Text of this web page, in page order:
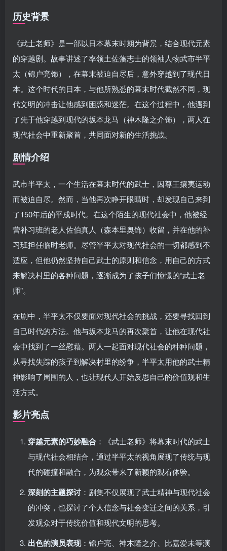
历史背景
《武士老师》是一部以日本幕末时期为背景，结合现代元素
的穿越剧。故事讲述了率领土佐藩志士的领袖人物武市半平
太（锦户亮饰），在幕末被迫自尽后，意外穿越到了现代日
本。这个时代的日本，与他所熟悉的幕末时代截然不同，现
代文明的冲击让他感到困惑和迷茫。在这个过程中，他遇到
了先于他穿越到现代的坂本龙马（神木隆之介饰），两人在
现代社会中重新聚首，共同面对新的生活挑战。
剧情介绍
武市半平太，一个生活在幕末时代的武士，因尊王攘夷运动
而被迫自尽。然而，当他再次睁开眼睛时，却发现自己来到
了150年后的平成时代。在这个陌生的现代社会中，他被经
营补习班的老人佐伯真人（森本里奥饰）收留，并在他的补
习班担任临时老师。尽管半平太对现代社会的一切都感到不
适应，但他仍然坚持自己武士的原则和信念，用自己的方式
来解决村里的各种问题，逐渐成为了孩子们憧憬的“武士老
师”。
在剧中，半平太不仅要面对现代社会的挑战，还要寻找回到
自己时代的方法。他与坂本龙马的再次聚首，让他在现代社
会中找到了一丝慰藉。两人一起面对现代社会的种种问题，
从寻找失踪的孩子到解决村里的纷争，半平太用他的武士精
神影响了周围的人，也让现代人开始反思自己的价值观和生
活方式。
影片亮点
穿越元素的巧妙融合 ：《武士老师》将幕末时代的武士
与现代社会相结合，通过半平太的视角展现了传统与现
代的碰撞和融合，为观众带来了新颖的观看体验。
深刻的主题探讨：剧集不仅展现了武士精神与现代社会
的冲突，也探讨了个人信念与社会变迁之间的关系，引
发观众对于传统价值和现代文明的思考。
出色的演员表现：锦户亮、神木隆之介、比嘉爱未等演